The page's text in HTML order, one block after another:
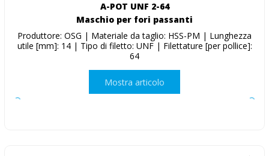
A-POT UNF 2-64
Maschio per fori passanti
Produttore: OSG | Materiale da taglio: HSS-PM | Lunghezza
utile [mm]: 14 | Tipo di filetto: UNF | Filettature [per pollice]:
64
Mostra articolo